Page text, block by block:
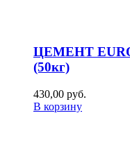
ЦЕМЕНТ
(50кг)
430,00 руб.
В корзину